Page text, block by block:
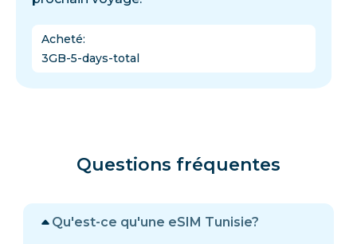
Acheté:
3GB-5-days-total
Questions fréquentes
Qu'est-ce qu'une eSIM Tunisie?